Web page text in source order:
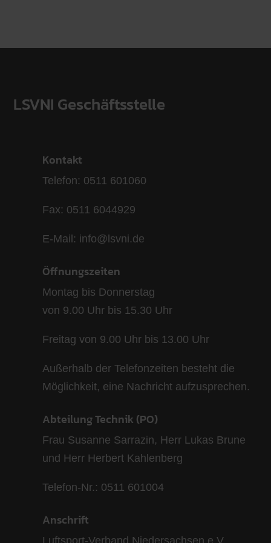
LSVNI Geschäftsstelle
Kontakt
Telefon: 0511 601060
Fax: 0511 6044929
E-Mail: info@lsvni.de
Öffnungszeiten
Montag bis Donnerstag
von 9.00 Uhr bis 15.30 Uhr
Freitag von 9.00 Uhr bis 13.00 Uhr
Außerhalb der Telefonzeiten besteht die
Möglichkeit, eine Nachricht aufzusprechen.
Abteilung Technik (PO)
Frau Susanne Sarrazin, Herr Lukas Brune
und Herr Herbert Kahlenberg
Telefon-Nr.: 0511 601004
Anschrift
Luftsport-Verband Niedersachsen e.V.